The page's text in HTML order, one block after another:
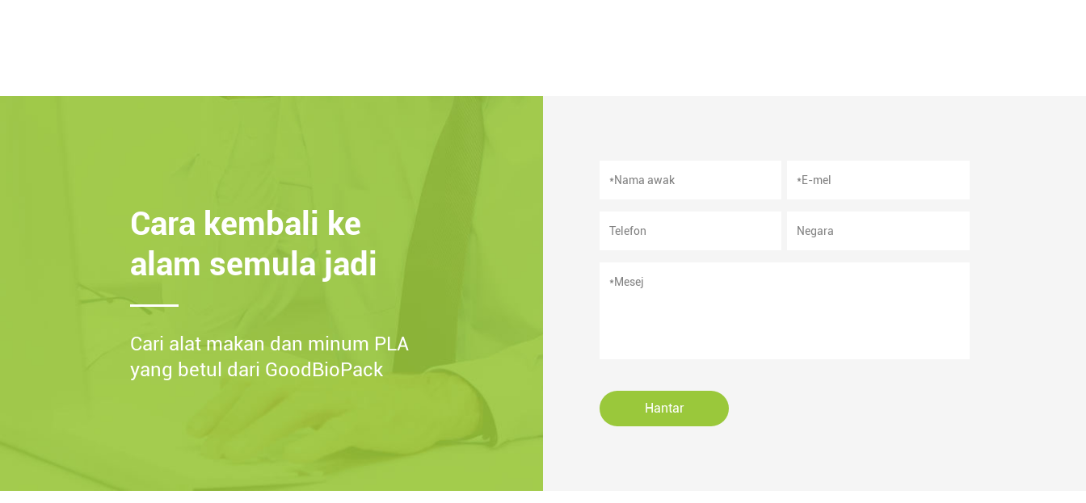
Cara kembali ke
alam semula jadi
Cari alat makan dan minum PLA
yang betul dari GoodBioPack
Hantar